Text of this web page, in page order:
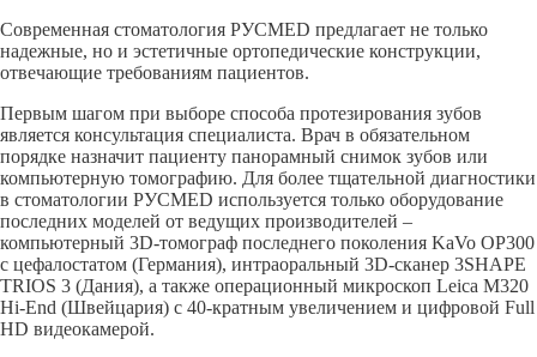
Современная стоматология РУСMED предлагает не только
надежные, но и эстетичные ортопедические конструкции,
отвечающие требованиям пациентов.
Первым шагом при выборе способа протезирования зубов
является консультация специалиста. Врач в обязательном
порядке назначит пациенту панорамный снимок зубов или
компьютерную томографию. Для более тщательной диагностики
в стоматологии РУСMED используется только оборудование
последних моделей от ведущих производителей –
компьютерный 3D-томограф последнего поколения KaVo OP300
с цефалостатом (Германия), интраоральный 3D-сканер 3SHAPE
TRIOS 3 (Дания), а также операционный микроскоп Leica M320
Hi-End (Швейцария) с 40-кратным увеличением и цифровой Full
HD видеокамерой.